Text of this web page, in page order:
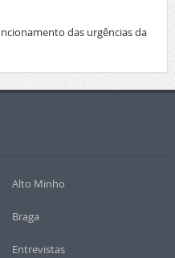
das urgências da
Alto Minho
Braga
Entrevistas